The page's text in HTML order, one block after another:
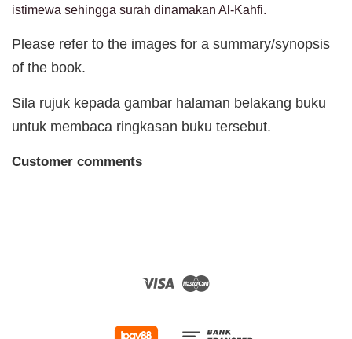
istimewa sehingga surah dinamakan Al-Kahfi.
Please refer to the images for a summary/synopsis
of the book.
Sila rujuk kepada gambar halaman belakang buku
untuk membaca ringkasan buku tersebut.
Customer comments
Visa